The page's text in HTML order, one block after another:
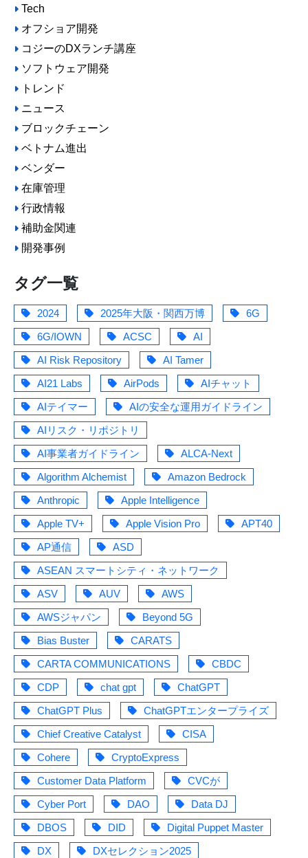
Tech
オフショア開発
コジーのDXランチ講座
ソフトウェア開発
トレンド
ニュース
ブロックチェーン
ベトナム進出
ベンダー
在庫管理
行政情報
補助金関連
開発事例
タグ一覧
2024 2025年大阪・関西万博
6G
6G/IOWN
ACSC
AI
AI Risk Repository
AI Tamer
AI21 Labs
AirPods
AIチャット
AIテイマー
AIの安全な運用ガイドライン
AIリスク・リポジトリ
AI事業者ガイドライン
ALCA-Next
Algorithm Alchemist
Amazon Bedrock
Anthropic
Apple Intelligence
Apple TV+
Apple Vision Pro
APT40
AP通信
ASD
ASEAN スマートシティ・ネットワーク
ASV
AUV
AWS
AWSジャパン
Beyond 5G
Bias Buster
CARATS
CARTA COMMUNICATIONS
CBDC
CDP
chat gpt
ChatGPT
ChatGPT Plus
ChatGPTエンタープライズ
Chief Creative Catalyst
CISA
Cohere
CryptoExpress
Customer Data Platform
CVCが
Cyber Port
DAO
Data DJ
DBOS
DID
Digital Puppet Master
DX
DXセレクション2025